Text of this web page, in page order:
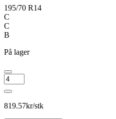
195/70 R14
C
C
B
På lager
MAZZINI
ECO307+
antall
819.57kr/stk